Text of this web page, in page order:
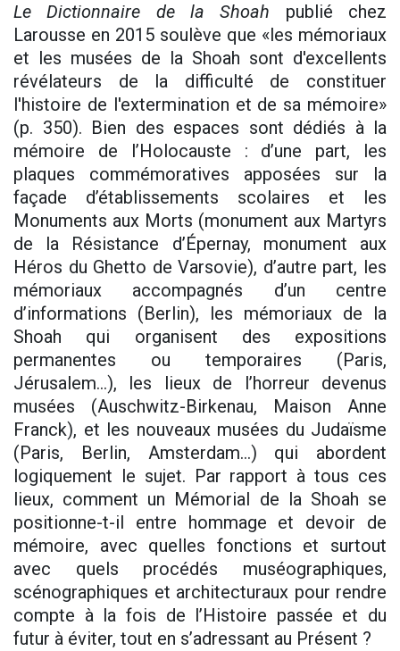
Le Dictionnaire de la Shoah publié chez
Larousse en 2015 soulève que «les mémoriaux
et les musées de la Shoah sont d'excellents
révélateurs de la difficulté de constituer
l'histoire de l'extermination et de sa mémoire»
(p. 350). Bien des espaces sont dédiés à la
mémoire de l’Holocauste : d’une part, les
plaques commémoratives apposées sur la
façade d’établissements scolaires et les
Monuments aux Morts (monument aux Martyrs
de la Résistance d’Épernay, monument aux
Héros du Ghetto de Varsovie), d’autre part, les
mémoriaux accompagnés d’un centre
d’informations (Berlin), les mémoriaux de la
Shoah qui organisent des expositions
permanentes ou temporaires (Paris,
Jérusalem…), les lieux de l’horreur devenus
musées (Auschwitz-Birkenau, Maison Anne
Franck), et les nouveaux musées du Judaïsme
(Paris, Berlin, Amsterdam…) qui abordent
logiquement le sujet. Par rapport à tous ces
lieux, comment un Mémorial de la Shoah se
positionne-t-il entre hommage et devoir de
mémoire, avec quelles fonctions et surtout
avec quels procédés muséographiques,
scénographiques et architecturaux pour rendre
compte à la fois de l’Histoire passée et du
futur à éviter, tout en s’adressant au Présent ?